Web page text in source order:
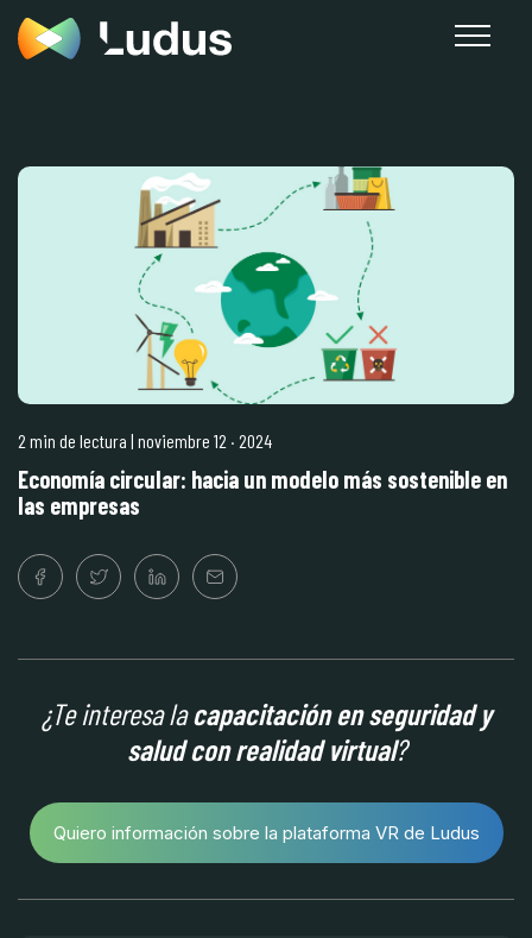
2 min de lectura | noviembre 12 · 2024
Economía circular: hacia un modelo más sostenible en
las empresas
¿Te interesa lacapacitación en seguridad y
salud con realidad virtual?
Quiero información sobre la plataforma VR de Ludus